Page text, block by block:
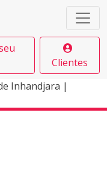
Clientes
Inhandjara |